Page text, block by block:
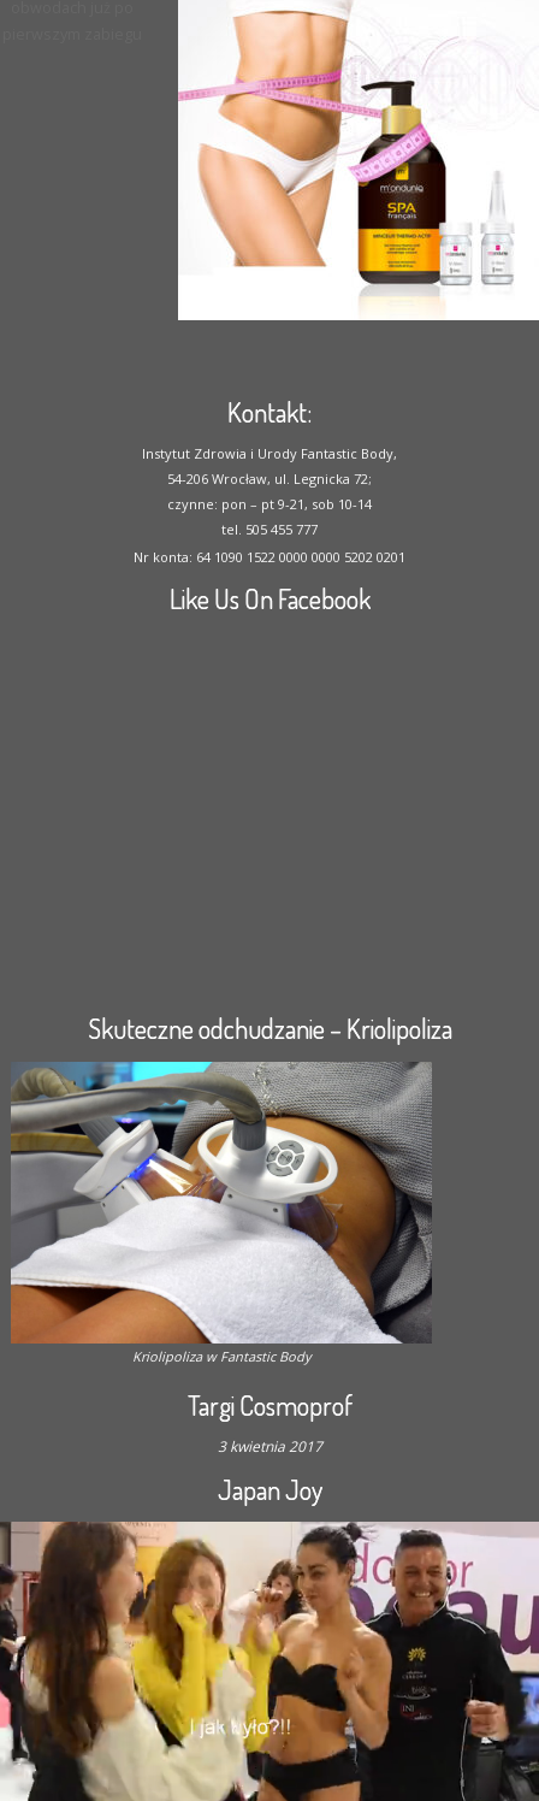
Kontakt:
Instytut Zdrowia i Urody Fantastic Body,
54-206 Wrocław, ul. Legnicka 72;
czynne: pon – pt 9-21, sob 10-14
tel. 505 455 777
Nr konta: 64 1090 1522 0000 0000 5202 0201
Like Us On Facebook
Skuteczne odchudzanie – Kriolipoliza
Kriolipoliza w Fantastic Body
Targi Cosmoprof
3 kwietnia 2017
Japan Joy